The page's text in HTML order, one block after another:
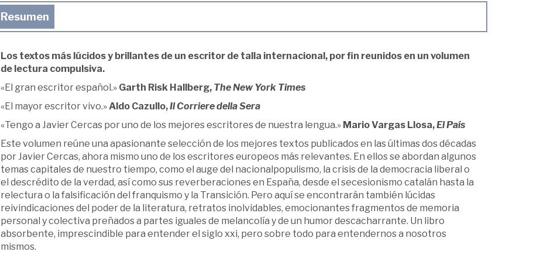
Resumen
Los textos más lúcidos y brillantes de un escritor de talla internacional, por fin reunidos en un volumen
de lectura compulsiva.
«El gran escritor español.» Garth Risk Hallberg, The New York Times
«El mayor escritor vivo.»Aldo Cazullo,Il Corriere della Sera
«Tengo a Javier Cercas por uno de los mejores escritores de nuestra lengua.» Mario Vargas Llosa,El País
Este volumen reúne una apasionante selección de los mejores textos publicados en las últimas dos décadas
por Javier Cercas, ahora mismo uno de los escritores europeos más relevantes. En ellos se abordan algunos
temas capitales de nuestro tiempo, como el auge del nacionalpopulismo, la crisis de la democracia liberal o
el descrédito de la verdad, así como sus reverberaciones en España, desde el secesionismo catalán hasta la
relectura o la falsificación del franquismo y la Transición. Pero aquí se encontrarán también lúcidas
reivindicaciones del poder de la literatura, retratos inolvidables, emocionantes fragmentos de memoria
personal y colectiva preñados a partes iguales de melancolía y de un humor descacharrante. Un libro
absorbente, imprescindible para entender el siglo xxi, pero sobre todo para entendernos a nosotros
mismos.